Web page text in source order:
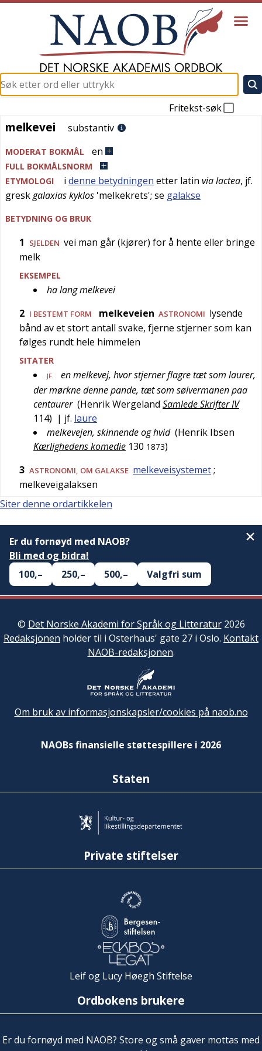
Fritekst-søk
melkevei
melkevei substantiv
MODERAT BOKMÅL en
FULL BOKMÅLSNORM
ETYMOLOGI
i denne betydningen etter latin via lactea, jf.
greskgalaxias kyklos 'melkekrets'; se galakse
BETYDNING OG BRUK
1 SJELDEN vei man går (kjører) for å hente eller bringe
melk
EKSEMPEL
ha lang melkevei
2 I BESTEMT FORM melkeveien ASTRONOMI lysende
bånd av et stort antall svake, fjerne stjerner som kan
følges rundt hele himmelen
SITATER
JF.
en melkevej, hvor stjerner flagre tæt som laurer,
der mørkne denne pande, tæt som sølvermanen paa
centaurer (Henrik Wergeland Samlede Skrifter IV
114) | jf. laure
melkevejen, skinnende og hvid (Henrik Ibsen
Kærlighedens komedie 130 1873)
3 ASTRONOMI, OM GALAKSE melkeveisystemet;
melkeveigalaksen
Siter denne ordartikkelen
Er du fornøyd med NAOB?
Bli med og bidra!
100,–
250,– 500,– Valgfri sum
© Det Norske Akademi for Språk og Litteratur2026
Redaksjonen holder til i Osterhaus' gate 27 i Oslo. Kontakt
NAOB-redaksjonen.
Om bruk av informasjonskapsler/cookies på naob.no
NAOBs finansielle støttespillere i 2026
Staten
Private stiftelser
Leif og Lucy Høegh Stiftelse
Ordbokens brukere
Er du fornøyd med NAOB? Store og små gaver mottas med